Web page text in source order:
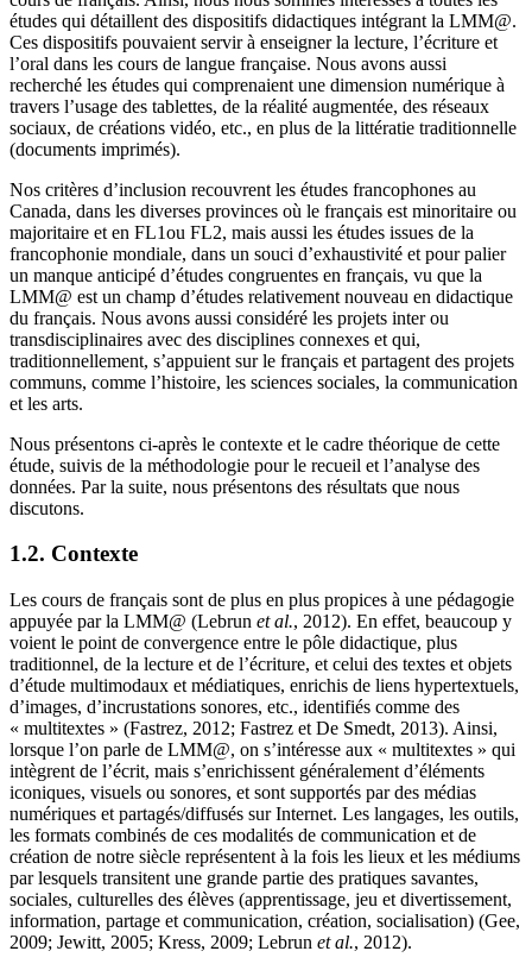
études qui détaillent des dispositifs didactiques intégrant la LMM@.
Ces dispositifs pouvaient servir à enseigner la lecture, l’écriture et
l’oral dans les cours de langue française. Nous avons aussi
recherché les études qui comprenaient une dimension numérique à
travers l’usage des tablettes, de la réalité augmentée, des réseaux
sociaux, de créations vidéo, etc., en plus de la littératie traditionnelle
(documents imprimés).
Nos critères d’inclusion recouvrent les études francophones au
Canada, dans les diverses provinces où le français est minoritaire ou
majoritaire et en FL1ou FL2, mais aussi les études issues de la
francophonie mondiale, dans un souci d’exhaustivité et pour palier
un manque anticipé d’études congruentes en français, vu que la
LMM@ est un champ d’études relativement nouveau en didactique
du français. Nous avons aussi considéré les projets inter ou
transdisciplinaires avec des disciplines connexes et qui,
traditionnellement, s’appuient sur le français et partagent des projets
communs, comme l’histoire, les sciences sociales, la communication
et les arts.
Nous présentons ci-après le contexte et le cadre théorique de cette
étude, suivis de la méthodologie pour le recueil et l’analyse des
données. Par la suite, nous présentons des résultats que nous
discutons.
1.2. Contexte
Les cours de français sont de plus en plus propices à une pédagogie
appuyée par la LMM@ (Lebrun et al., 2012). En effet, beaucoup y
voient le point de convergence entre le pôle didactique, plus
traditionnel, de la lecture et de l’écriture, et celui des textes et objets
d’étude multimodaux et médiatiques, enrichis de liens hypertextuels,
d’images, d’incrustations sonores, etc., identifiés comme des
« multitextes » (Fastrez, 2012; Fastrez et De Smedt, 2013). Ainsi,
lorsque l’on parle de LMM@, on s’intéresse aux « multitextes » qui
intègrent de l’écrit, mais s’enrichissent généralement d’éléments
iconiques, visuels ou sonores, et sont supportés par des médias
numériques et partagés/diffusés sur Internet. Les langages, les outils,
les formats combinés de ces modalités de communication et de
création de notre siècle représentent à la fois les lieux et les médiums
par lesquels transitent une grande partie des pratiques savantes,
sociales, culturelles des élèves (apprentissage, jeu et divertissement,
information, partage et communication, création, socialisation) (Gee,
2009; Jewitt, 2005; Kress, 2009; Lebrun et al., 2012).